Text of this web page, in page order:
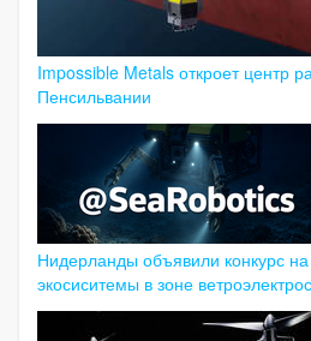
Impossible Metals откроет центр
Пенсильвании
Нидерланды объявили конкурс
экосиситемы в зоне